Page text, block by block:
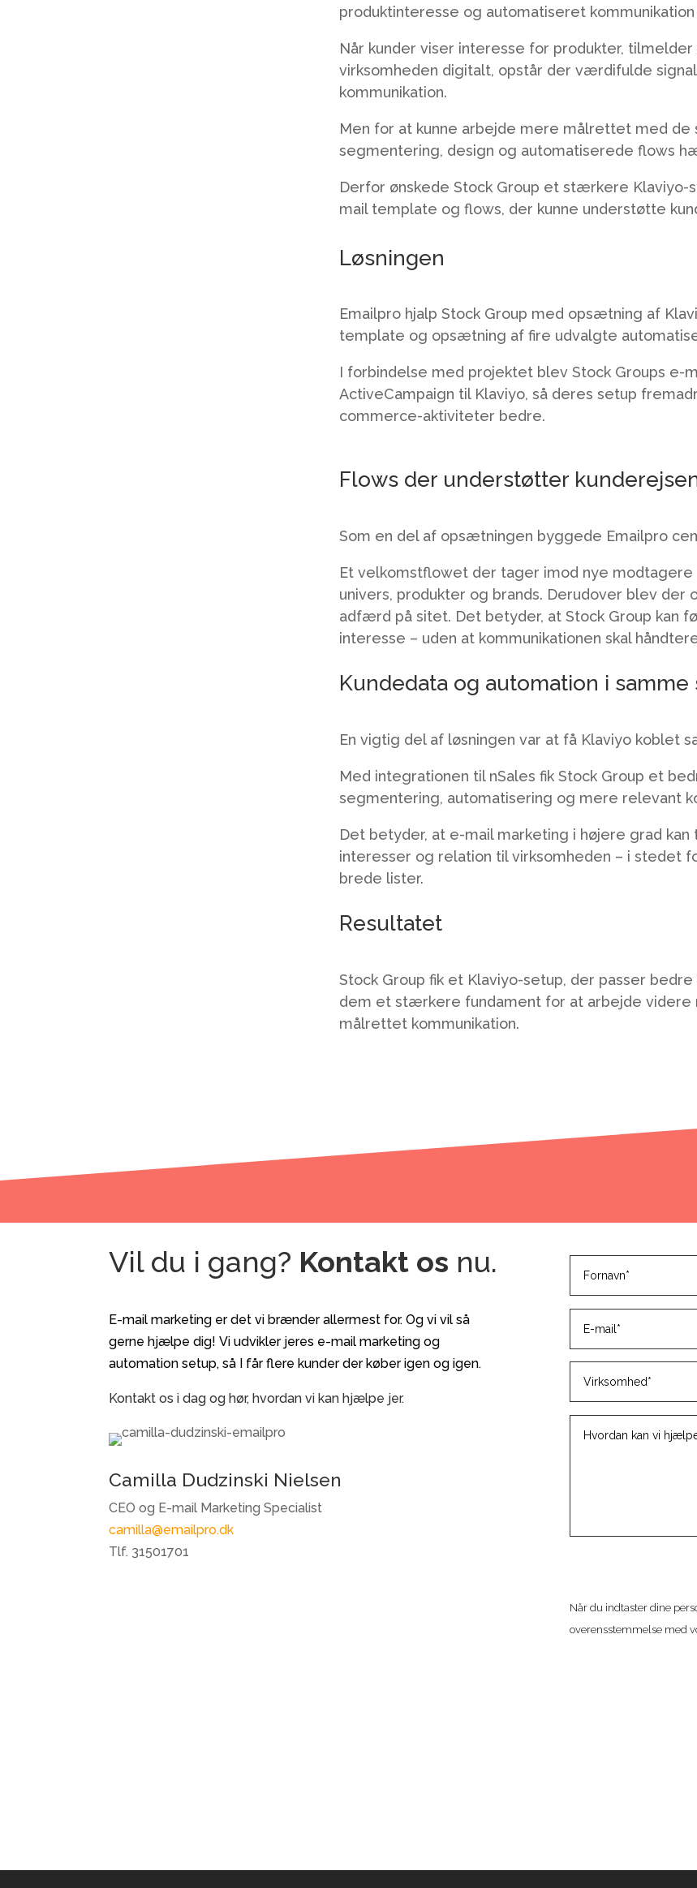
produktinteresse og automatiseret
Når kunder viser interesse for produkter,
virksomheden digitalt, opstår der værdifulde
kommunikation.
Men for at kunne arbejde mere målrettet med
segmentering, design og automatiserede flows
Derfor ønskede Stock Group et stærkere Klaviyo-
mail template og flows, der kunne understøtte
Løsningen
Emailpro hjalp Stock Group med opsætning af
template og opsætning af fire udvalgte
I forbindelse med projektet blev Stock Groups e-
ActiveCampaign til Klaviyo, så deres setup
commerce-aktiviteter bedre.
Flows der understøtter
Som en del af opsætningen byggede Emailpro
Et velkomstflowet der tager imod nye
univers, produkter og brands. Derudover blev der
adfærd på sitet. Det betyder, at Stock Group kan
interesse – uden at kommunikationen skal
Kundedata og automation i samme
En vigtig del af løsningen var at få Klaviyo koblet
Med integrationen til nSales fik Stock Group et
segmentering, automatisering og mere relevant
Det betyder, at e-mail marketing i højere grad
interesser og relation til virksomheden – i stedet
brede lister.
Resultatet
Stock Group fik et Klaviyo-setup, der passer
dem et stærkere fundament for at arbejde videre
målrettet kommunikation.
Vil du i gang? Kontakt os nu.
E-mail marketing er det vi brænder allermest for. Og vi vil så
gerne hjælpe dig! Vi udvikler jeres e-mail marketing og
automation setup, så I får flere kunder der køber igen og igen.
Kontakt os i dag og hør, hvordan vi kan hjælpe jer.
Camilla Dudzinski Nielsen
CEO og E-mail Marketing Specialist
camilla@emailpro.dk
Tlf. 31501701
Når du indtaster dine
overensstemmelse med